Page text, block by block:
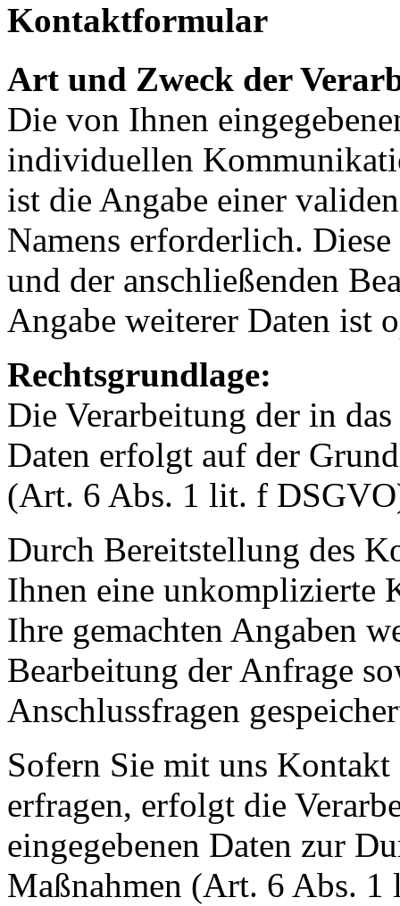
Kontaktformular
Art und Zweck der
Die von Ihnen
individuellen
ist die Angabe einer
Namens erforderlich.
und der anschließenden
Angabe weiterer Daten ist
Rechtsgrundlage:
Die Verarbeitung der in
Daten erfolgt auf der
(Art. 6 Abs. 1 lit. f
Durch Bereitstellung des
Ihnen eine unkomplizierte
Ihre gemachten Angaben
Bearbeitung der Anfrage
Anschlussfragen
Sofern Sie mit uns
erfragen, erfolgt die
eingegebenen Daten zur
Maßnahmen (Art. 6 Abs.